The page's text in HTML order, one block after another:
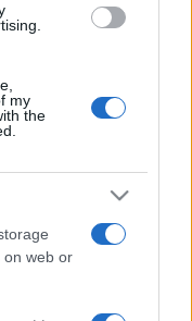
my
the
on web or
TV des
Dès que
sur d'autres
à jour cette
pour connaitre
à la rencontre.
pas à vous
qui
des meilleurs